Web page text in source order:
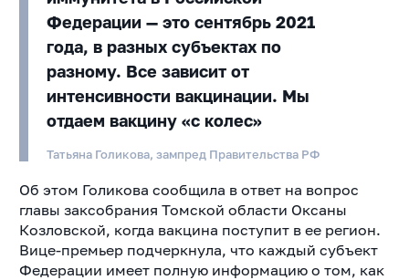
Федерации — это сентябрь 2021
года, в разных субъектах по
разному. Все зависит от
интенсивности вакцинации. Мы
отдаем вакцину «с колес»
Татьяна Голикова, зампред Правительства РФ
Об этом Голикова сообщила в ответ на вопрос
главы заксобрания Томской области Оксаны
Козловской, когда вакцина поступит в ее регион.
Вице-премьер подчеркнула, что каждый субъект
Федерации имеет полную информацию о том, как